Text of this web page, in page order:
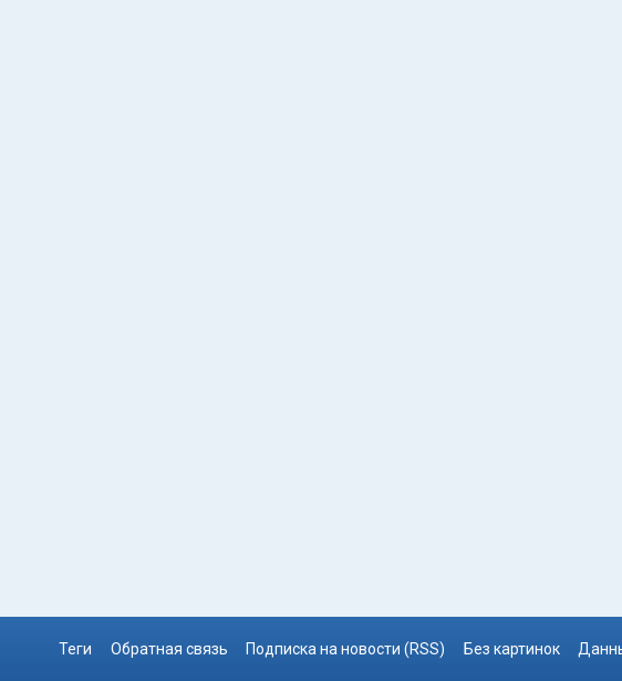
Теги Обратная связь Подписка на новости (RSS) Без картинок